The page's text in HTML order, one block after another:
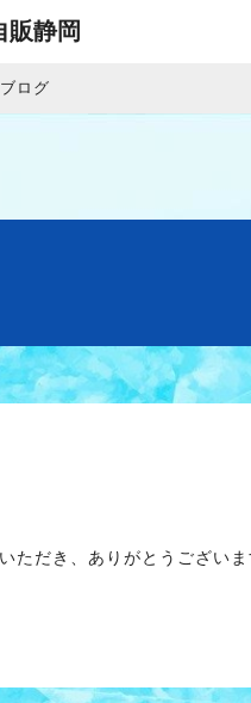
販静岡
ログ
ただき、ありがとうござい